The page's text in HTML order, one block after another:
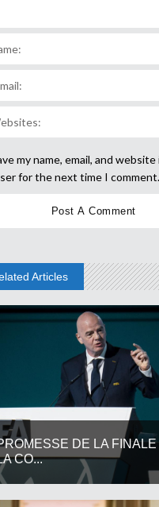
my name, email, and
for the next time I comment.
Articles
DE LA FINALE
CO...